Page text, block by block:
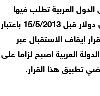
العربية تطلب فيها
الدعم وبلهجة لم تتعود عليها الدبلوماسية الأردنية وحاجتها لما يزيد على 185 مليون دولار قبل 15/5/2013 باعتبار
إيقاف الاستقبال عبر
العربية اصبح لزاما على
تطبيق هذا القرار.